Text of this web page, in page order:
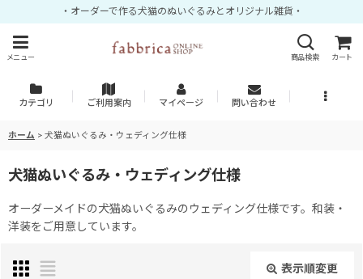
・オーダーで作る犬猫のぬいぐるみとオリジナル雑貨・
メニュー 商品検索 カート
カテゴリ ご利用案内 マイページ 問い合わせ
ホーム > 犬猫ぬいぐるみ・ウェディング仕様
犬猫ぬいぐるみ・ウェディング仕様
オーダーメイドの犬猫ぬいぐるみのウェディング仕様です。和装・
洋装をご用意しています。
表示順変更